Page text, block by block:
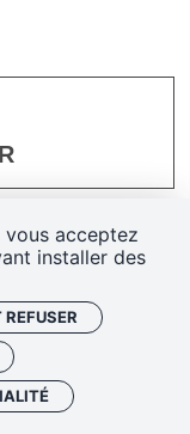
acceptez
installer des
REFUSER